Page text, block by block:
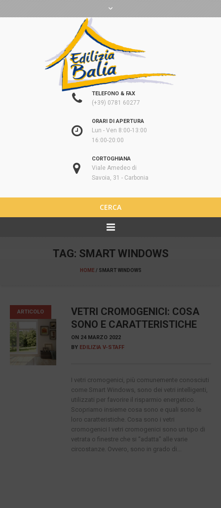
TELEFONO & FAX
(+39) 0781 60277
ORARI DI APERTURA
Lun - Ven 8:00-13:00
16:00-20:00
CORTOGHIANA
Viale Amedeo di
Savoia, 31 - Carbonia
CERCA
TAG: SMART WINDOWS
HOME / SMART WINDOWS
ARTICOLO
VETRI CROMOGENICI: COSA
SONO E CARATTERISTICHE
ON 24 MARZO 2022
BY EDILIZIA V-STAFF
I vetri cromogenici, più comunemente conosciuti
come Smart Windows, sono dei vetri intelligenti,
utilizzati per favorire il risparmio energetico.
Scopriamo insieme cosa sono e quali sono le
loro caratteristiche. Cosa sono i vetri
cromogenici I vetri cromogenici sono un tipo di
vetrata o finestre che si “adatta” alle varie
circostanze. Ovvero, sono in grado di...